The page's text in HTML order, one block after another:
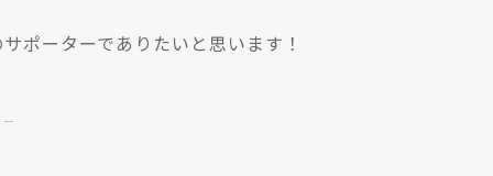
ポーターでありたいと思います！